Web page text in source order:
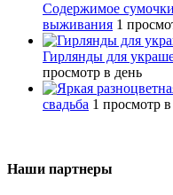
Содержимое
выживания 1
Гирлянды для
просмотр в день
свадьба 1 просмотр
Наши партнеры